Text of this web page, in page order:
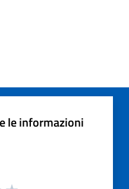
le informazioni